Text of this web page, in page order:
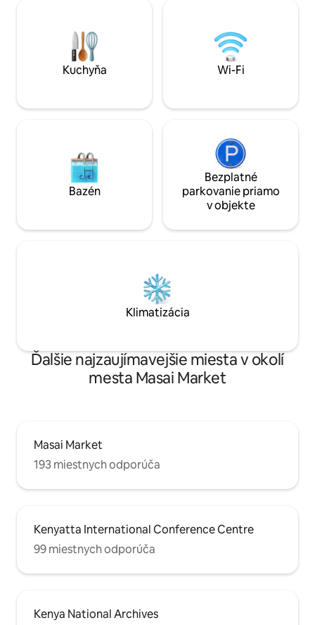
Pokojné útočisko v polovici storočia
určené pre milovníkov zelene,
nadšencov umenia a hudby, pracovných
cestovateľov a párov, ktorí hľadajú
vysokorýchlostné
výhľadom na
posilňovne,
strešnej záhrady
Kuchyňa Wi-Fi
Bazén
Bezplatné
parkovanie priamo
v objekte
Klimatizácia
Ďalšie najzaujímavejšie miesta v okolí
mesta Masai Market
Masai Market
193 miestnych odporúča
Kenyatta International Conference Centre
99 miestnych odporúča
Kenya National Archives